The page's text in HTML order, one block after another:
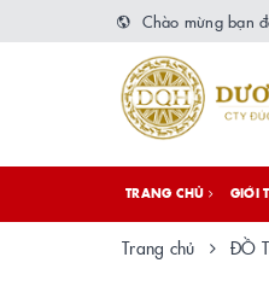
Chào mừng bạn
TRANG CHỦ GIỚI
Trang chủ ĐỒ